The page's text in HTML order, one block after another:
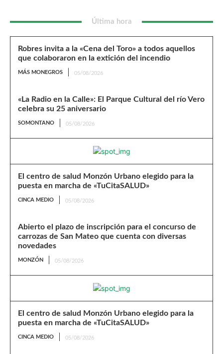
Última hora
Robres invita a la «Cena del Toro» a todos aquellos
que colaboraron en la extición del incendio
MÁS MONEGROS 05/08/2026
«La Radio en la Calle»: El Parque Cultural del río Vero
celebra su 25 aniversario
SOMONTANO 05/08/2026
El centro de salud Monzón Urbano elegido para la
puesta en marcha de «TuCitaSALUD»
CINCA MEDIO 05/08/2026
Abierto el plazo de inscripción para el concurso de
carrozas de San Mateo que cuenta con diversas
novedades
MONZÓN 05/08/2026
El centro de salud Monzón Urbano elegido para la
puesta en marcha de «TuCitaSALUD»
CINCA MEDIO 05/08/2026